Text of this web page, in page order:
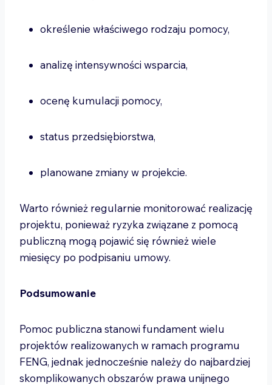
określenie właściwego rodzaju pomocy,
analizę intensywności wsparcia,
ocenę kumulacji pomocy,
status przedsiębiorstwa,
planowane zmiany w projekcie.
Warto również regularnie monitorować realizację
projektu, ponieważ ryzyka związane z pomocą
publiczną mogą pojawić się również wiele
miesięcy po podpisaniu umowy.
Podsumowanie
Pomoc publiczna stanowi fundament wielu
projektów realizowanych w ramach programu
FENG, jednak jednocześnie należy do najbardziej
skomplikowanych obszarów prawa unijnego